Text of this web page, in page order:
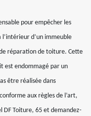
pour empêcher les
l’intérieur d’un immeuble
réparation de toiture. Cette
est endommagé par un
être réalisée dans
aux règles de l’art,
DF Toiture, 65 et demandez-